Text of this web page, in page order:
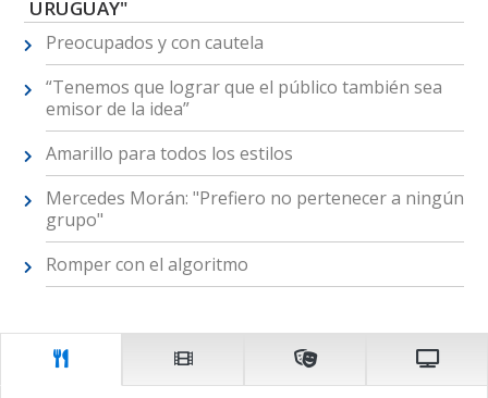
URUGUAY"
Preocupados y con cautela
“Tenemos que lograr que el público también sea
emisor de la idea”
Amarillo para todos los estilos
Mercedes Morán: "Prefiero no pertenecer a ningún
grupo"
Romper con el algoritmo